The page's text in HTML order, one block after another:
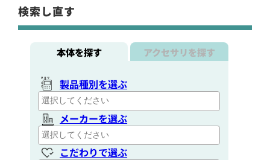
検索し直す
本体を探す アクセサリを探す
製品種別を選ぶ
メーカーを選ぶ
こだわりで選ぶ